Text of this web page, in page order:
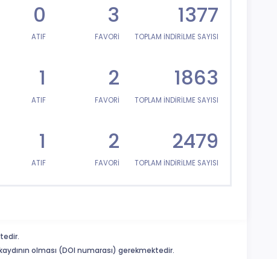
0
ATIF
3
FAVORİ
1377
TOPLAM İNDİRİLME SAYISI
1
ATIF
2
FAVORİ
1863
TOPLAM İNDİRİLME SAYISI
1
ATIF
2
FAVORİ
2479
TOPLAM İNDİRİLME SAYISI
olması (DOI numarası) gerekmektedir.